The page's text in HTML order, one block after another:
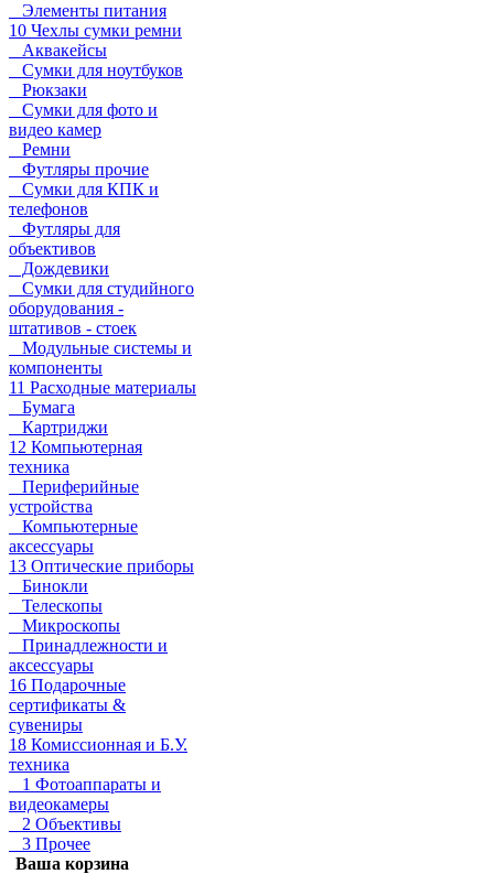
Элементы питания
10 Чехлы сумки ремни
Аквакейсы
Сумки для ноутбуков
Рюкзаки
Сумки для фото и
видео камер
Ремни
Футляры прочие
Сумки для КПК и
телефонов
Футляры для
объективов
Дождевики
Сумки для студийного
оборудования -
штативов - стоек
Модульные системы и
компоненты
11 Расходные материалы
Бумага
Картриджи
12 Компьютерная
техника
Периферийные
устройства
Компьютерные
аксессуары
13 Оптические приборы
Бинокли
Телескопы
Микроскопы
Принадлежности и
аксессуары
16 Подарочные
сертификаты &
сувениры
18 Комиссионная и Б.У.
техника
1 Фотоаппараты и
видеокамеры
2 Объективы
3 Прочее
Ваша корзина